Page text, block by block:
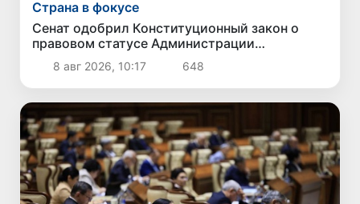
Страна в фокусе
Сенат одобрил Конституционный закон о
правовом статусе Администрации
Президента Республики Узбекистан
8 авг 2026, 10:17 648